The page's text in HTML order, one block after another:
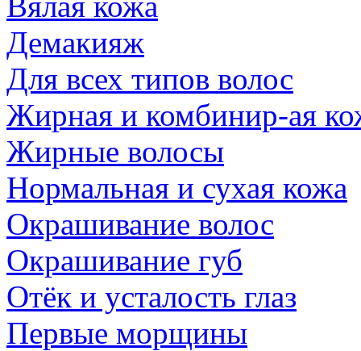
Демакияж
Для всех типов волос
Жирная и комбинир-ая
Жирные волосы
Нормальная и сухая кожа
Окрашивание волос
Окрашивание губ
Отёк и усталость глаз
Первые морщины